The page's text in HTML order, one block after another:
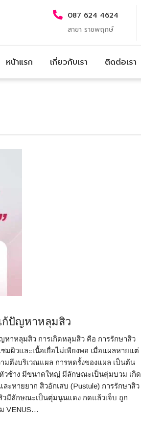
087 624 4624
สาขา ราชพฤกษ์
หน้าแรก เกี่ยวกับเรา ติดต่อเรา
ก้ปัญหาหลุมสิว
าหลุมสิว การเกิดหลุมสิว คือ การรักษาสิว
มผิวและเนื้อเยื่อไม่เพียงพอ เมื่อแผลหายแต่
มตึงบริเวณแผล การหดรั้งของแผล เป็นต้น
วช้าง มีขนาดใหญ่ มีลักษณะเป็นตุ่มบวม เกิด
ะหายยาก สิวอักเสบ (Pustule) การรักษาสิว
วมีลักษณะเป็นตุ่มนูนแดง กดแล้วเจ็บ ถูก
VENUS…